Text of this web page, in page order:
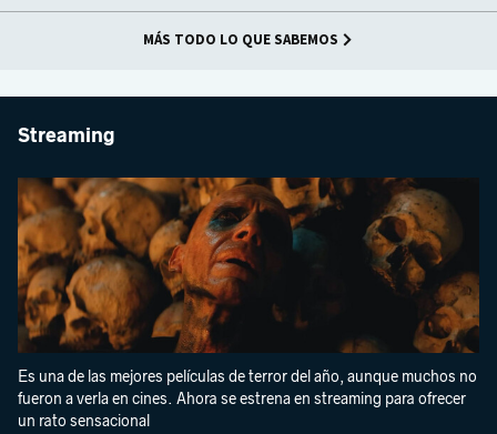
MÁS TODO LO QUE SABEMOS
Streaming
Es una de las mejores películas de terror del año, aunque muchos no
fueron a verla en cines. Ahora se estrena en streaming para ofrecer
un rato sensacional